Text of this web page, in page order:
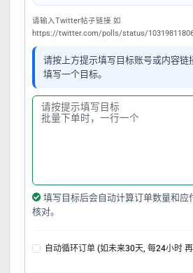
请输入Twitter帖子链接 如
https://twitter.com/polls/status/
请按上方提示填写目标账号或内容链
填写一个目标。
填写目标后会自动计算订单数量和应
核对。
自动循环订单 (如未来30天, 每24小时